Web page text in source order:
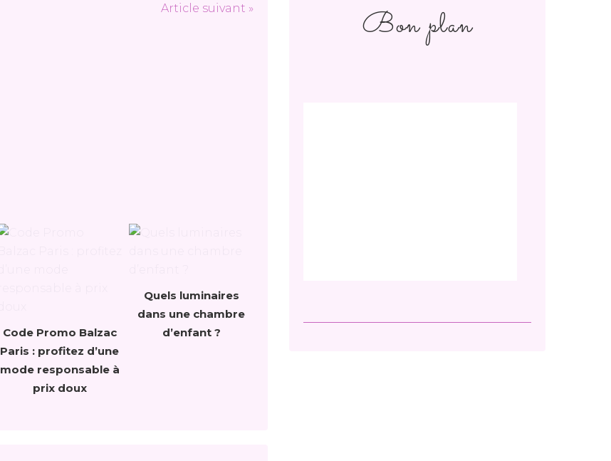
Article suivant »
Code Promo Balzac
Paris : profitez d’une
mode responsable à
prix doux
Quels luminaires
dans une chambre
d’enfant ?
Bon plan